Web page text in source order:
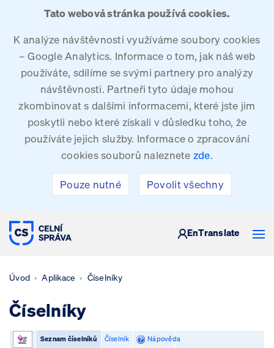
Tato webová stránka používá cookies.
K analýze návštěvnosti využíváme soubory cookies
– Google Analytics. Informace o tom, jak náš web
používáte, sdílíme se svými partnery pro analýzy
návštěvnosti. Partneři tyto údaje mohou
zkombinovat s dalšími informacemi, které jste jim
poskytli nebo které získali v důsledku toho, že
používáte jejich služby. Informace o zpracování
cookies souborů naleznete zde.
Pouze nutné Povolit všechny
CELNÍ SPRÁVA ČESKÉ REPUBLIKY
EnTranslate
Úvod Aplikace Číselníky
Číselníky
Seznam číselníků Číselník
Nápověda